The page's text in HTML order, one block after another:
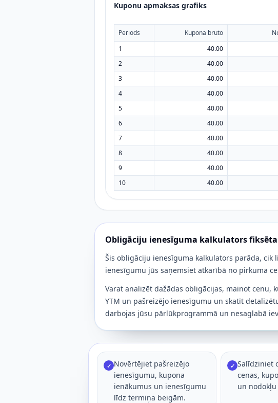
Kuponu apmaksas grafiks
Periods Kupona bruto
1
40.00
2
40.00
3
40.00
4
40.00
5
40.00
6
40.00
7
40.00
8
40.00
9
40.00
10
40.00
Obligāciju ienesīguma kalkulators
Šis obligāciju ienesīguma kalkulators parāda,
ienesīgumu jūs saņemsiet atkarībā no pirkuma
Varat analizēt dažādas obligācijas, mainot
YTM un pašreizējo ienesīgumu un skatīt
darbojas jūsu pārlūkprogrammā un nesaglabā
✓ Novērtējiet pašreizējo
ienesīgumu, kupona
ienākumus un ienesīgumu
līdz termiņa beigām.
✓ Salīdziniet
cenas,
un